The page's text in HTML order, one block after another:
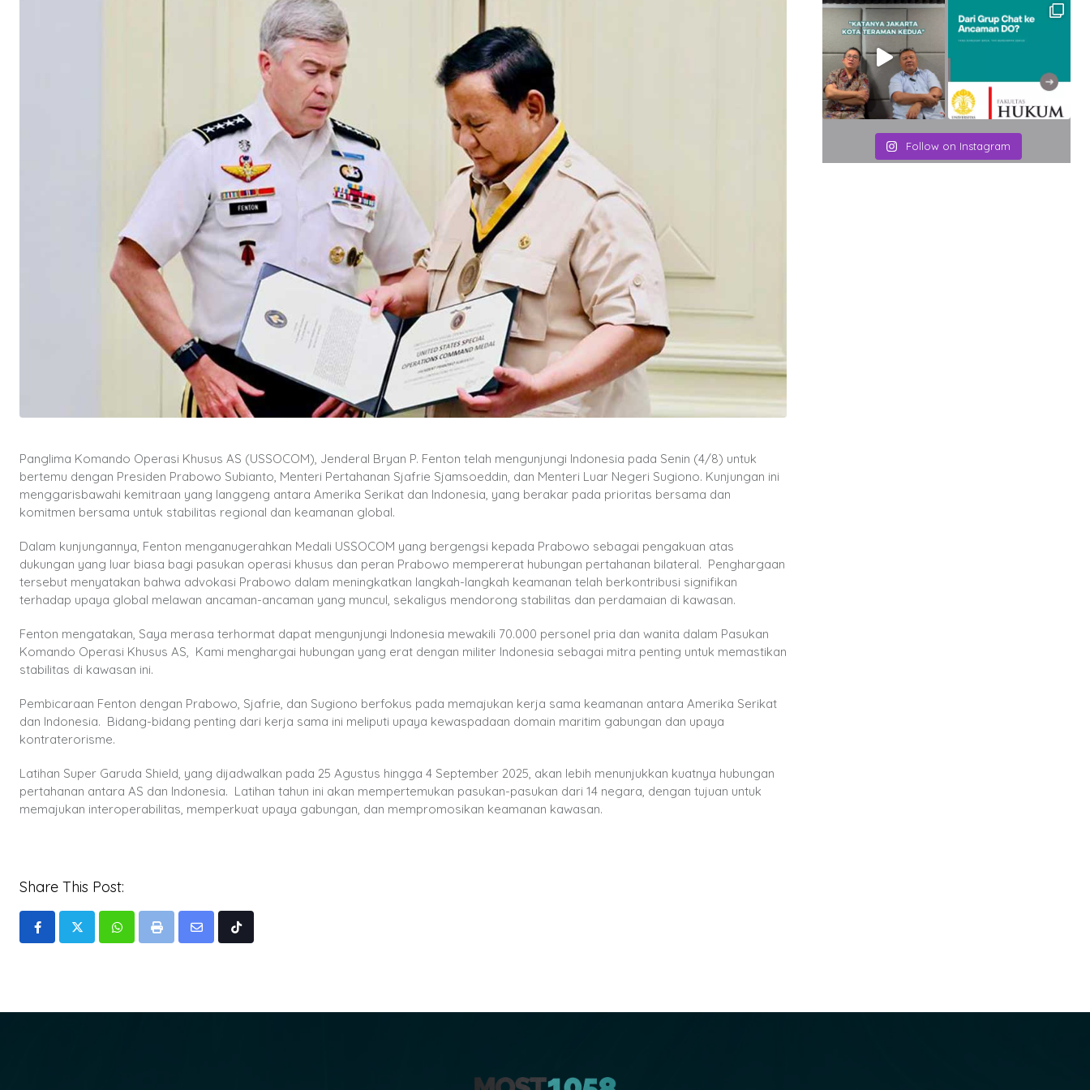
Panglima Komando Operasi Khusus AS (USSOCOM), Jenderal Bryan P. Fenton telah mengunjungi Indonesia pada Senin (4/8) untuk
bertemu dengan Presiden Prabowo Subianto, Menteri Pertahanan Sjafrie Sjamsoeddin, dan Menteri Luar Negeri Sugiono. Kunjungan ini
menggarisbawahi kemitraan yang langgeng antara Amerika Serikat dan Indonesia, yang berakar pada prioritas bersama dan
komitmen bersama untuk stabilitas regional dan keamanan global.
Dalam kunjungannya, Fenton menganugerahkan Medali USSOCOM yang bergengsi kepada Prabowo sebagai pengakuan atas
dukungan yang luar biasa bagi pasukan operasi khusus dan peran Prabowo mempererat hubungan pertahanan bilateral. Penghargaan
tersebut menyatakan bahwa advokasi Prabowo dalam meningkatkan langkah-langkah keamanan telah berkontribusi signifikan
terhadap upaya global melawan ancaman-ancaman yang muncul, sekaligus mendorong stabilitas dan perdamaian di kawasan.
Fenton mengatakan, Saya merasa terhormat dapat mengunjungi Indonesia mewakili 70.000 personel pria dan wanita dalam Pasukan
Komando Operasi Khusus AS, Kami menghargai hubungan yang erat dengan militer Indonesia sebagai mitra penting untuk memastikan
stabilitas di kawasan ini.
Pembicaraan Fenton dengan Prabowo, Sjafrie, dan Sugiono berfokus pada memajukan kerja sama keamanan antara Amerika Serikat
dan Indonesia. Bidang-bidang penting dari kerja sama ini meliputi upaya kewaspadaan domain maritim gabungan dan upaya
kontraterorisme.
Latihan Super Garuda Shield, yang dijadwalkan pada 25 Agustus hingga 4 September 2025, akan lebih menunjukkan kuatnya hubungan
pertahanan antara AS dan Indonesia. Latihan tahun ini akan mempertemukan pasukan-pasukan dari 14 negara, dengan tujuan untuk
memajukan interoperabilitas, memperkuat upaya gabungan, dan mempromosikan keamanan kawasan.
Share This Post:
WhatsappPrint
Share
Tiktok
Follow on Instagram